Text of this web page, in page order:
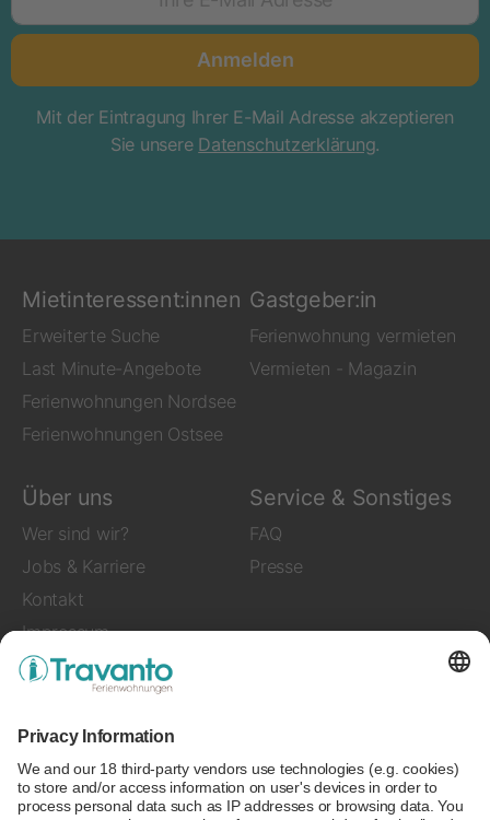
Anmelden
Mit der Eintragung Ihrer E-Mail Adresse akzeptieren
Sie unsere Datenschutzerklärung.
Mietinteressent:innen
Erweiterte Suche
Last Minute-Angebote
Ferienwohnungen Nordsee
Ferienwohnungen Ostsee
Gastgeber:in
Ferienwohnung vermieten
Vermieten - Magazin
Über uns
Wer sind wir?
Jobs & Karriere
Kontakt
Impressum
Service & Sonstiges
FAQ
Presse
Folgen Sie uns auf